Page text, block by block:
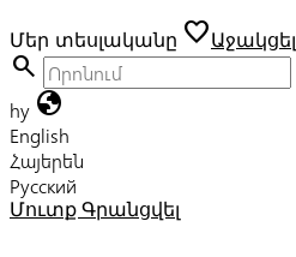
Մեր տեսլականը favoriteԱջակցել
search
hy globe
English
Հայերեն
Русский
Մուտք Գրանցվել